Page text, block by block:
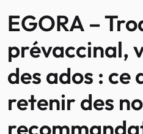
EGORA –
prévaccinal,
des ados : ce
retenir des